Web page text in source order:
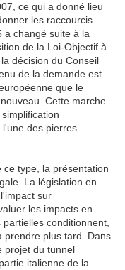
ce qui a donné lieu
les raccourcis
a changé suite à la
de la Loi-Objectif à
décision du Conseil
de la demande est
que le
Cette marche
l'une des pierres
type, la présentation
La législation en
sur
les impacts en
conditionnent,
prendre plus tard. Dans
projet du tunnel
italienne de la